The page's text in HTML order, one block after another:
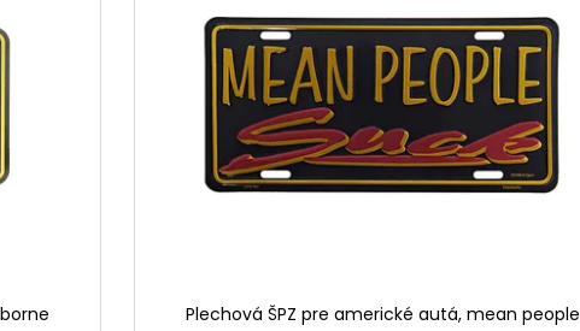
Plechová ŠPZ pre americké autá, mean people